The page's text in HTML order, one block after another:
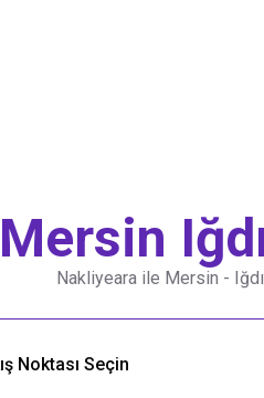
Mersin
Nakliyeara ile Mersin -
Ara
Noktası Seçin